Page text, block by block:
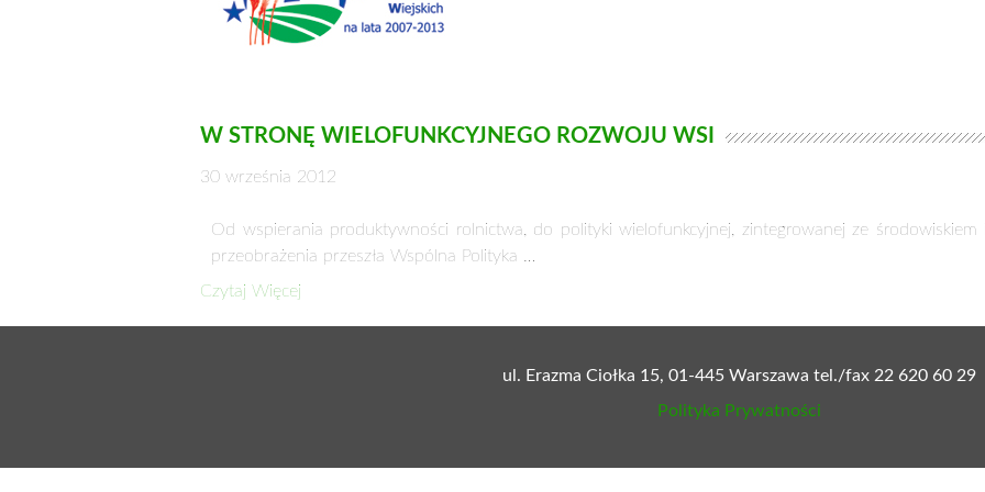
W STRONĘ WIELOFUNKCYJNEGO ROZWOJU WSI
30 września 2012
Od wspierania produktywności rolnictwa, do polityki wielofunkcyjnej, zintegrowanej ze
przeobrażenia przeszła Wspólna Polityka …
Czytaj Więcej
ul. Erazma Ciołka 15, 01-445 Warszawa tel./fax 22 620 60 29
Polityka Prywatności